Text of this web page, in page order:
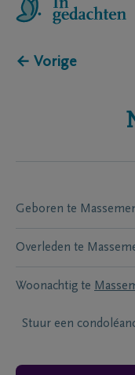
← Vorige
Geboren te
Overleden te
Woonachtig te
Stuur een